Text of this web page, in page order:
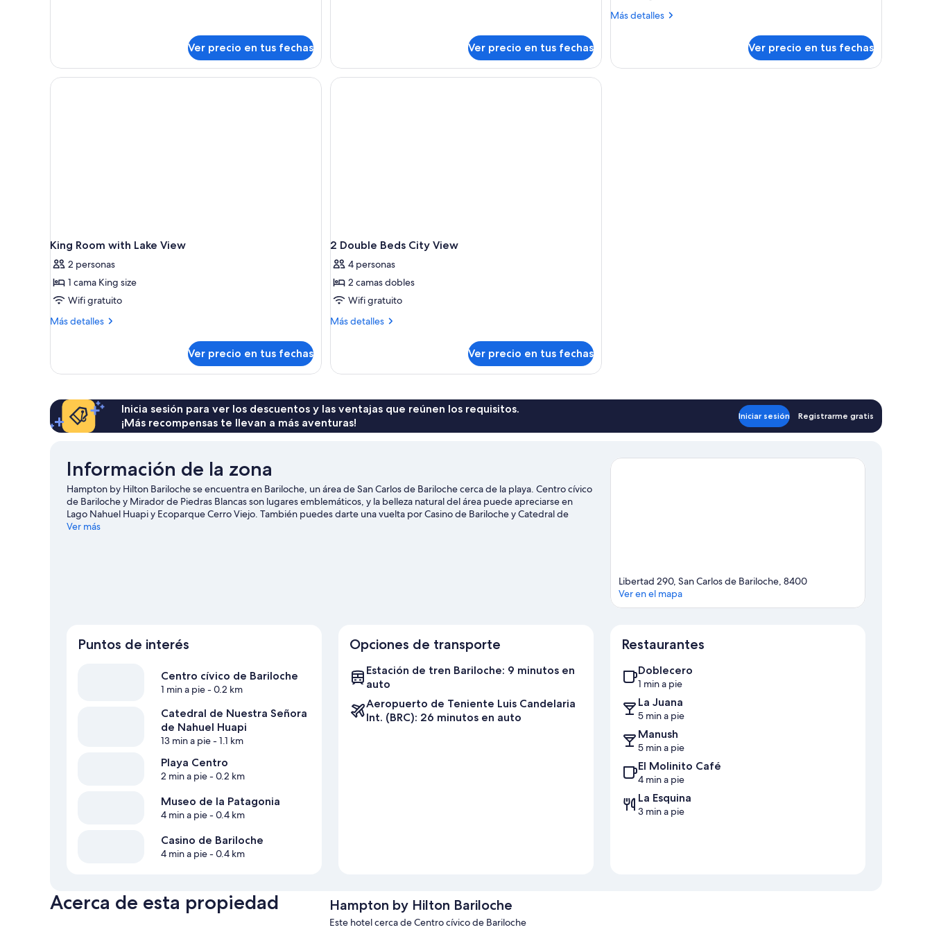
Ver precio en tus fechas
para
personas
Ver precio en tus fechas
Más detalles
Más
Room
Ver precio en tus fechas
King Room with Lake View
2 personas
1 cama King size
Wifi gratuito
Más detalles
Más
Room
View
Ver precio en tus fechas
2 Double Beds City View
4 personas
2 camas dobles
Wifi gratuito
Más detalles
Más
Double
View
Ver precio en tus fechas
Inicia sesión para ver los descuentos y las ventajas que reúnen los requisitos.
¡Más recompensas te llevan a más aventuras!
Iniciar sesión Registrarme gratis
Información de la zona
Hampton by Hilton Bariloche se encuentra en Bariloche, un área de San Carlos de Bariloche cerca de la playa. Centro cívico
de Bariloche y Mirador de Piedras Blancas son lugares emblemáticos, y la belleza natural del área puede apreciarse en
Lago Nahuel Huapi y Ecoparque Cerro Viejo. También puedes darte una vuelta por Casino de Bariloche y Catedral de
Nuestra Señora de Nahuel Huapi. Diviértete en las montañas con áreas de snowboard y clases de ski, o prueba otras
Ver más
Libertad 290, San Carlos de Bariloche, 8400
Ver en el mapa
Puntos de interés
Centro cívico de Bariloche
1 min a pie- 0.2 km
Catedral de Nuestra Señora
de Nahuel Huapi
13 min a pie- 1.1 km
Playa Centro
2 min a pie- 0.2 km
Museo de la Patagonia
4 min a pie- 0.4 km
Casino de Bariloche
4 min a pie- 0.4 km
Opciones de transporte
Estación de tren Bariloche: 9 minutos en
auto
Aeropuerto de Teniente Luis Candelaria
Int. (BRC): 26 minutos en auto
Restaurantes
Doblecero
1 min a pie
La Juana
5 min a pie
Manush
5 min a pie
El Molinito Café
4 min a pie
La Esquina
3 min a pie
Acerca de esta propiedad Hampton by Hilton Bariloche
Este hotel cerca de Centro cívico de Bariloche